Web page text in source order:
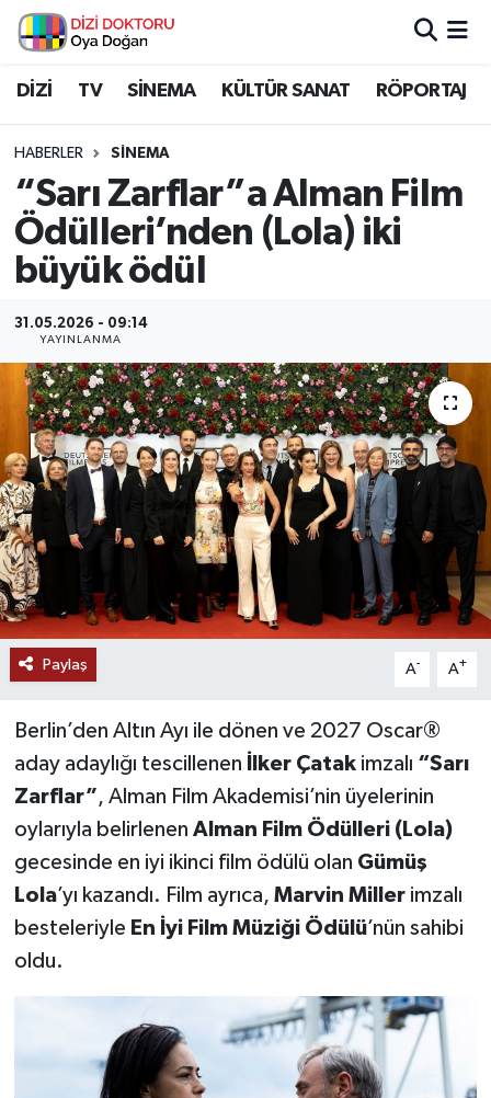
DİZİ TV SİNEMA KÜLTÜR SANAT RÖPORTAJ
HABERLER SİNEMA
“Sarı Zarflar”a Alman Film
Ödülleri’nden (Lola) iki
büyük ödül
31.05.2026 - 09:14
YAYINLANMA
Paylaş A- A+
Berlin’den Altın Ayı ile dönen ve 2027 Oscar®
aday adaylığı tescillenen
lker Çatak imzalı “Sarı
Zarflar”, Alman Film Akademisi’nin üyelerinin
oylarıyla belirlenen Alman Film Öd ülleri (Lola)
gecesinde en iyi ikinci film ödülü olan Gümüş
Lola’yı kazandı. Film ayrıca, Marvin Miller imzalı
besteleriyle En yi Film Müziği Öd ül ü’nün sahibi
oldu.
İstanbul Nöbetçi Eczaneler
İstanbul Namaz Vakitleri
İstanbul Trafik Yoğunluk Haritası
Tüm Manşetler
Son Dakika Haberleri
Haber Arşivi